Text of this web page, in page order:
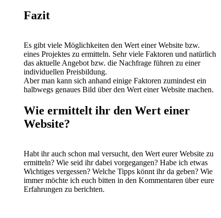
Fazit
Es gibt viele Möglichkeiten den Wert einer Website bzw.
eines Projektes zu ermitteln. Sehr viele Faktoren und natürlich
das aktuelle Angebot bzw. die Nachfrage führen zu einer
individuellen Preisbildung.
Aber man kann sich anhand einige Faktoren zumindest ein
halbwegs genaues Bild über den Wert einer Website machen.
Wie ermittelt ihr den Wert einer
Website?
Habt ihr auch schon mal versucht, den Wert eurer Website zu
ermitteln? Wie seid ihr dabei vorgegangen? Habe ich etwas
Wichtiges vergessen? Welche Tipps könnt ihr da geben? Wie
immer möchte ich euch bitten in den Kommentaren über eure
Erfahrungen zu berichten.